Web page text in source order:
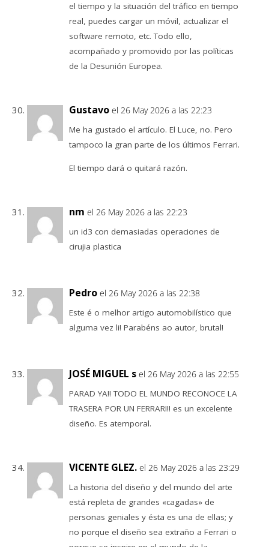
el tiempo y la situación del tráfico en tiempo
real, puedes cargar un móvil, actualizar el
software remoto, etc. Todo ello,
acompañado y promovido por las políticas
de la Desunión Europea.
Gustavo el 26 May 2026 a las 22:23
Me ha gustado el artículo. El Luce, no. Pero
tampoco la gran parte de los últimos Ferrari.
El tiempo dará o quitará razón.
nm el 26 May 2026 a las 22:23
un id3 con demasiadas operaciones de
cirujia plastica
Pedro el 26 May 2026 a las 22:38
Este é o melhor artigo automobilístico que
alguma vez li! Parabéns ao autor, brutal!
JOSÉ MIGUEL s el 26 May 2026 a las 22:55
PARAD YA!! TODO EL MUNDO RECONOCE LA
TRASERA POR UN FERRARI!! es un excelente
diseño. Es atemporal.
VICENTE GLEZ. el 26 May 2026 a las 23:29
La historia del diseño y del mundo del arte
está repleta de grandes «cagadas» de
personas geniales y ésta es una de ellas; y
no porque el diseño sea extraño a Ferrari o